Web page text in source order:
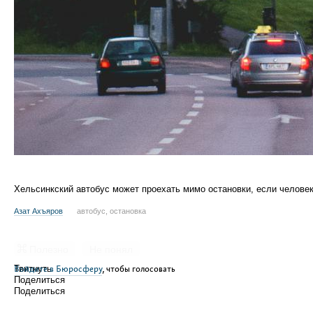
Хельсинкский автобус может проехать мимо остановки, если
Азат Ахъяров автобус, остановка
Войдите в Бюросферу, чтобы голосовать
Твитнуть
Поделиться
Поделиться